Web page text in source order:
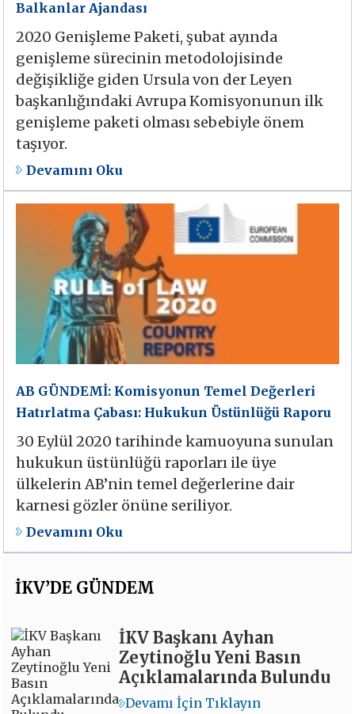
Balkanlar Ajandası
2020 Genişleme Paketi, şubat ayında
genişleme sürecinin metodolojisinde
değişikliğe giden Ursula von der Leyen
başkanlığındaki Avrupa Komisyonunun ilk
genişleme paketi olması sebebiyle önem
taşıyor.
Devamını Oku
AB GÜNDEMİ: Komisyonun Temel Değerleri
Hatırlatma Çabası: Hukukun Üstünlüğü Raporu
30 Eylül 2020 tarihinde kamuoyuna sunulan
hukukun üstünlüğü raporları ile üye
ülkelerin AB’nin temel değerlerine dair
karnesi gözler önüne seriliyor.
Devamını Oku
İKV’DE GÜNDEM
İKV Başkanı Ayhan
Zeytinoğlu Yeni Basın
Açıklamalarında Bulundu
Devamı İçin Tıklayın